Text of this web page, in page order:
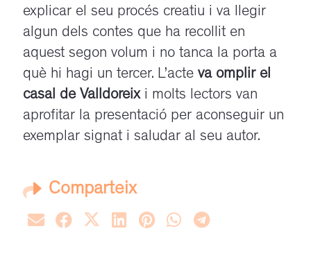
explicar el seu procés creatiu i va llegir
algun dels contes que ha recollit en
aquest segon volum i no tanca la porta a
què hi hagi un tercer. L’acte va omplir el
casal de Valldoreixi molts lectors van
aprofitar la presentació per aconseguir un
exemplar signat i saludar al seu autor.
Comparteix